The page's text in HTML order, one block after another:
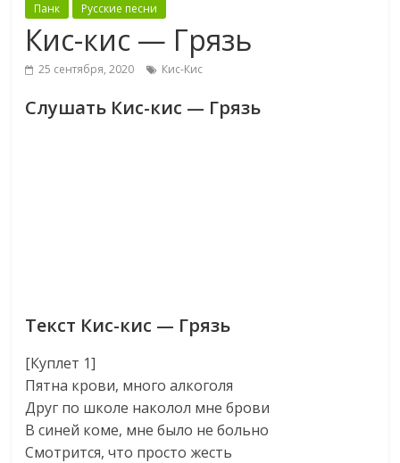
Панк Русские песни
Кис-кис — Грязь
25 сентября, 2020 Кис-Кис
Слушать Кис-кис — Грязь
Текст Кис-кис — Грязь
[Куплет 1]
Пятна крови, много алкоголя
Друг по школе наколол мне брови
В синей коме, мне было не больно
Смотрится, что просто жесть